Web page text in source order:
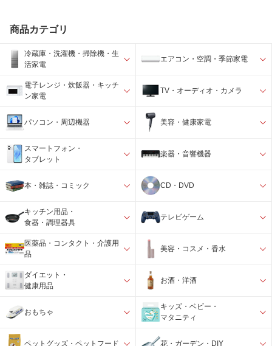
商品カテゴリ
冷蔵庫・洗濯機・掃除機・生
活家電
エアコン・空調・季節家電
電子レンジ・炊飯器・キッチ
ン家電
TV・オーディオ・カメラ
パソコン・周辺機器 美容・健康家電
スマートフォン・
タブレット
楽器・音響機器
本・雑誌・コミック CD・DVD
キッチン用品・
食器・調理器具
テレビゲーム
医薬品・コンタクト・介護用
品
美容・コスメ・香水
ダイエット・
健康用品
お酒・洋酒
おもちゃ
キッズ・ベビー・
マタニティ
ペットグッズ・ペットフード 花・ガーデン・DIY